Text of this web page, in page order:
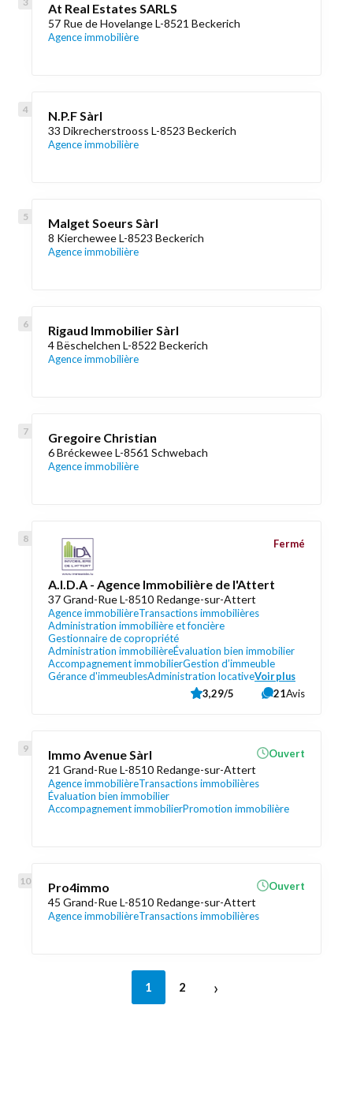
At Real Estates SARLS
57 Rue de Hovelange L-8521 Beckerich
Agence immobilière
N.P.F Sàrl
33 Dikrecherstrooss L-8523 Beckerich
Agence immobilière
Malget Soeurs Sàrl
8 Kierchewee L-8523 Beckerich
Agence immobilière
Rigaud Immobilier Sàrl
4 Bëschelchen L-8522 Beckerich
Agence immobilière
Gregoire Christian
6 Bréckewee L-8561 Schwebach
Agence immobilière
A.I.D.A - Agence Immobilière de l'Attert
37 Grand-Rue L-8510 Redange-sur-Attert
Agence immobilièreTransactions immobilières
Administration immobilière et foncière
Gestionnaire de copropriété
Administration immobilièreÉvaluation bien immobilier
Accompagnement immobilierGestion d’immeuble
Gérance d'immeublesAdministration locativeVoir plus
Fermé
3,29/5 21Avis
Immo Avenue Sàrl
21 Grand-Rue L-8510 Redange-sur-Attert
Agence immobilièreTransactions immobilières
Évaluation bien immobilier
Accompagnement immobilierPromotion immobilière
Ouvert
Pro4immo
45 Grand-Rue L-8510 Redange-sur-Attert
Agence immobilièreTransactions immobilières
Ouvert
1 2 ›